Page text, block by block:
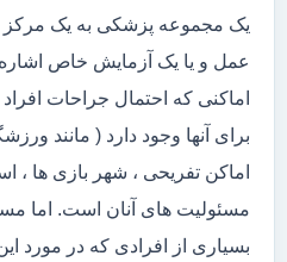
یک مجموعه پزشکی به یک مرکز
عمل و یا یک آزمایش خاص
اماکنی که احتمال جراحات افراد
برای آنها وجود دارد ( مانند
اماکن تفریحی ، شهر بازی ها ،
مسئولیت های آنان است. اما
بسیاری از افرادی که در مورد